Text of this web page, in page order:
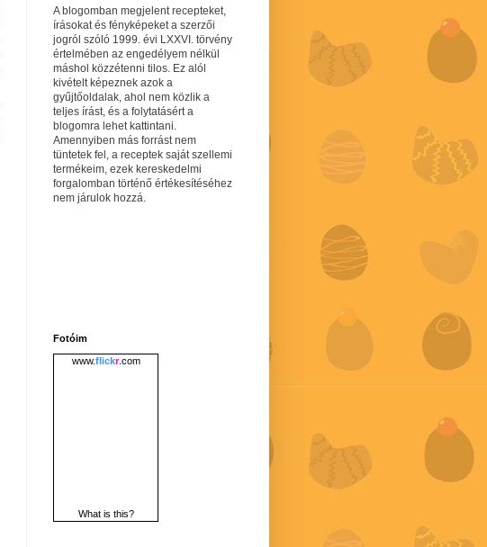
A blogomban megjelent recepteket,
írásokat és fényképeket a szerzői
jogról szóló 1999. évi LXXVI. törvény
értelmében az engedélyem nélkül
máshol közzétenni tilos. Ez alól
kivételt képeznek azok a
gyűjtőoldalak, ahol nem közlik a
teljes írást, és a folytatásért a
blogomra lehet kattintani.
Amennyiben más forrást nem
tüntetek fel, a receptek saját szellemi
termékeim, ezek kereskedelmi
forgalomban történő értékesítéséhez
nem járulok hozzá.
Fotóim
www.flickr.com
What is this?